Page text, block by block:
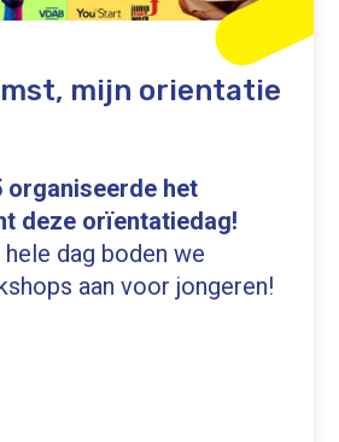
mijn orientatie
organiseerde het
deze orïentatiedag!
dag boden we
aan voor jongeren!